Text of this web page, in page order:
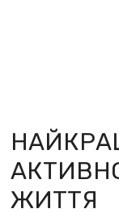
ЖИТТЯ